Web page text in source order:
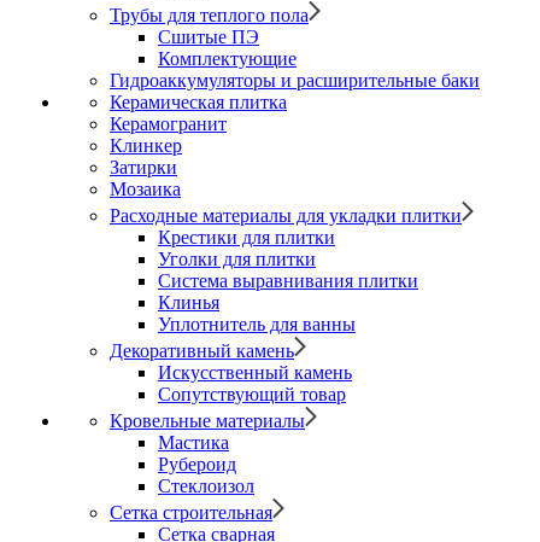
Трубы для теплого пола
Сшитые ПЭ
Комплектующие
Гидроаккумуляторы и расширительные баки
Керамическая плитка
Керамогранит
Клинкер
Затирки
Мозаика
Расходные материалы для укладки плитки
Крестики для плитки
Уголки для плитки
Система выравнивания плитки
Клинья
Уплотнитель для ванны
Декоративный камень
Искусственный камень
Сопутствующий товар
Кровельные материалы
Мастика
Рубероид
Стеклоизол
Сетка строительная
Сетка сварная